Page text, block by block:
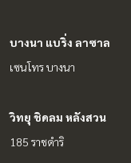
บางนา แบริ่ง ลาซาล
เซนโทร บางนา
วิทยุ ชิดลม หลังสวน
185 ราชดำริ